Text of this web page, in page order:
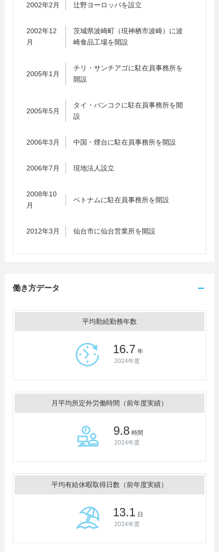
2002年2月 辻野ヨーロッパを設立
2002年12
月
茨城県波崎町（現神栖市波崎）に波
崎食品工場を開設
2005年1月
チリ・サンチアゴに駐在員事務所を
開設
2005年5月
タイ・バンコクに駐在員事務所を開
設
2006年3月 中国・煙台に駐在員事務所を開設
2006年7月 現地法人設立
2008年10
月
ベトナムに駐在員事務所を開設
2012年3月 仙台市に仙台営業所を開設
働き方データ
平均勤続勤務年数
16.7 年
2024年度
月平均所定外労働時間（前年度実績）
9.8 時間
2024年度
平均有給休暇取得日数（前年度実績）
13.1 日
2024年度